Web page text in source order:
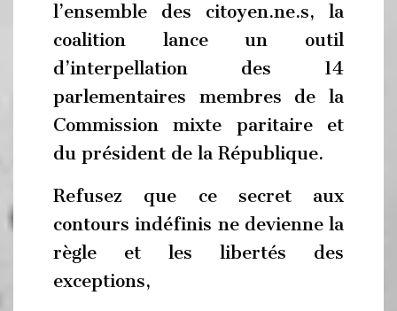
l’ensemble des citoyen.ne.s, la
coalition lance un outil
d’interpellation des 14
parlementaires membres de la
Commission mixte paritaire et
du président de la République.
Refusez que ce secret aux
contours indéfinis ne devienne la
règle et les libertés des
exceptions,